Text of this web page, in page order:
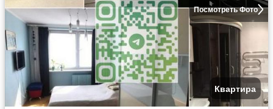
Посмотреть Фото
Квартира